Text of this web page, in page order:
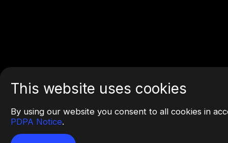
This website uses cookies
By using our website you consent to all cookies in
PDPA Notice.